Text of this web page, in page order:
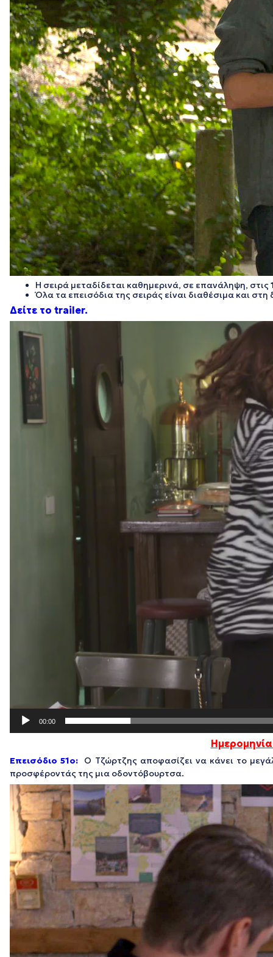
Η σειρά μεταδίδεται καθημερινά, σε επανάληψη, στις
Όλα τα επεισόδια της σειράς είναι διαθέσιμα και
Δείτε το trailer.
Αναπαραγωγής
Βίντεο
00:00
Επεισόδιο 51o:
Ο Τζώρτζης αποφασίζει να κάνει το
προσφέροντάς της μια οδοντόβουρτσα.